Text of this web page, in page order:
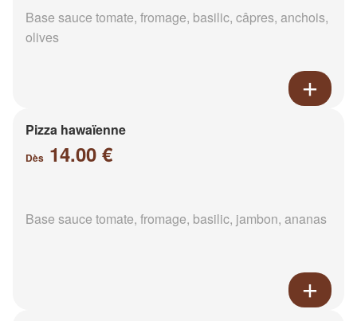
Base sauce tomate, fromage, basilic, câpres, anchois,
olives
Pizza hawaïenne
Dès 14.00 €
Base sauce tomate, fromage, basilic, jambon, ananas